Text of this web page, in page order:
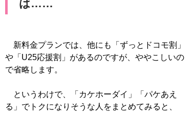
は……
新料金プランでは、他にも「ずっとドコモ割」
や「U25応援割」があるのですが、ややこしいの
で省略します。
というわけで、「カケホーダイ」「パケあえ
る」でトクになりそうな人をまとめてみると、